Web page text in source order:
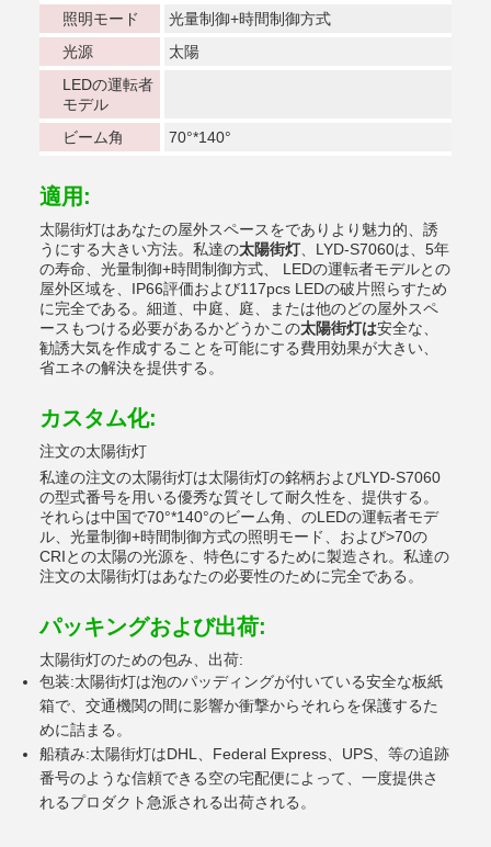
照明モード
光量制御+時間制御方式
光源
太陽
LEDの運転者
モデル
ビーム角
70°*140°
適用:
太陽街灯はあなたの屋外スペースをでありより魅力的、誘
うにする大きい方法。私達の太陽街灯、LYD-S7060は、5年
の寿命、光量制御+時間制御方式、 LEDの運転者モデルとの
屋外区域を、IP66評価および117pcs LEDの破片照らすため
に完全である。細道、中庭、庭、または他のどの屋外スペ
ースもつける必要があるかどうかこの太陽街灯は安全な、
勧誘大気を作成することを可能にする費用効果が大きい、
省エネの解決を提供する。
カスタム化:
注文の太陽街灯
私達の注文の太陽街灯は太陽街灯の銘柄およびLYD-S7060
の型式番号を用いる優秀な質そして耐久性を、提供する。
それらは中国で70°*140°のビーム角、のLEDの運転者モデ
ル、光量制御+時間制御方式の照明モード、および>70の
CRIとの太陽の光源を、特色にするために製造され。私達の
注文の太陽街灯はあなたの必要性のために完全である。
パッキングおよび出荷:
太陽街灯のための包み、出荷:
包装:太陽街灯は泡のパッディングが付いている安全な板紙
箱で、交通機関の間に影響か衝撃からそれらを保護するた
めに詰まる。
船積み:太陽街灯はDHL、Federal Express、UPS、等の追跡
番号のような信頼できる空の宅配便によって、一度提供さ
れるプロダクト急派される出荷される。